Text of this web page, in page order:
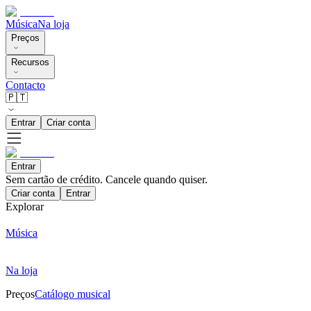
MúsicaNa loja
Preços
Recursos
Contacto
🇵🇹
Entrar Criar conta
Entrar
Sem cartão de crédito. Cancele quando quiser.
Criar conta Entrar
Explorar
Música
Na loja
PreçosCatálogo musical